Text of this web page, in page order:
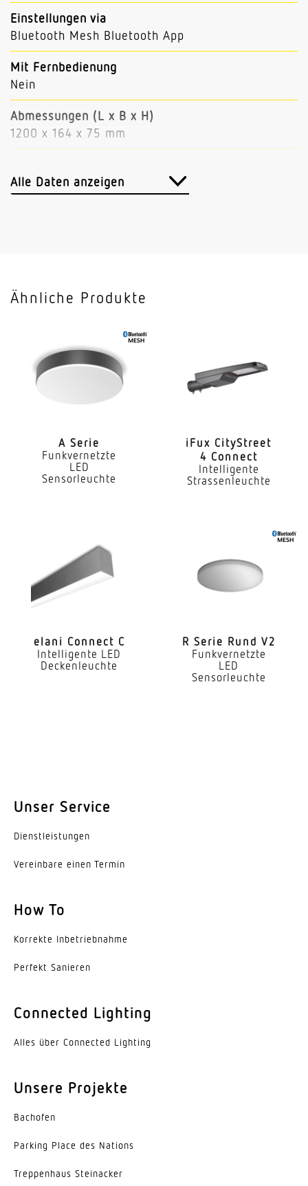
Einstellungen via
Bluetooth Mesh Bluetooth App
Mit Fernbedienung
Nein
Abmessungen (L x B x H)
1200 x 164 x 75 mm
Hochfrequenz
Vernetzung via
Bluetooth Mesh
Slavebetrieb einstellbar
Anwendung, Ort
Innenbereich
Gang Funktionsraum / Nebenraum Treppenhaus
Umkleide WC / Waschraum
Montageort
Decke Wand
Montageart
Aufputz
3,50 m
Leistung
LED nicht austauschbar
Sonstige
Passive Thermo Control
Mit Bewegungsmelder
Alle Daten anzeigen
Ähnliche Produkte
A Serie
Funkvernetzte
LED
Sensorleuchte
iFux City­Street
4 Connect
Intelligente
Strassenleuchte
elani Connect C
Intelligente LED
Deckenleuchte
R Serie Rund V2
Funkvernetzte
LED
Sensorleuchte
Unser Service
Dienst­leis­tungen
Vereinbare einen Termin
How To
Korrekte Inbe­trieb­nahme
Perfekt Sanieren
Connected Lighting
Alles über Connected Lighting
Unsere Projekte
Bachofen
Parking Place des Nations
Trep­penhaus Steinacker